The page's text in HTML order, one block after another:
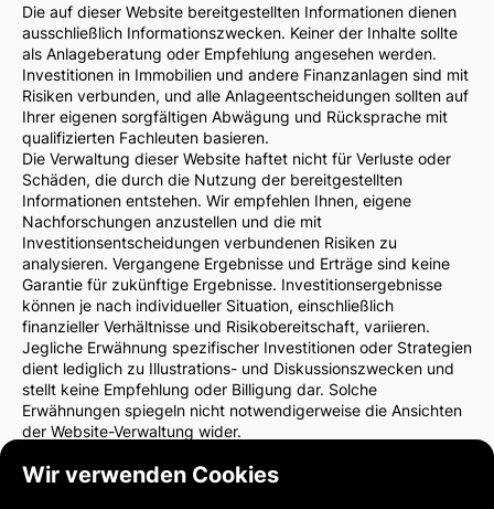
Wir verwenden Cookies
Die auf dieser Website bereitgestellten Informationen dienen
ausschließlich Informationszwecken. Keiner der Inhalte sollte
als Anlageberatung oder Empfehlung angesehen werden.
Investitionen in Immobilien und andere Finanzanlagen sind mit
Risiken verbunden, und alle Anlageentscheidungen sollten auf
Ihrer eigenen sorgfältigen Abwägung und Rücksprache mit
qualifizierten Fachleuten basieren.
Die Verwaltung dieser Website haftet nicht für Verluste oder
Schäden, die durch die Nutzung der bereitgestellten
Informationen entstehen. Wir empfehlen Ihnen, eigene
Nachforschungen anzustellen und die mit
Investitionsentscheidungen verbundenen Risiken zu
analysieren. Vergangene Ergebnisse und Erträge sind keine
Garantie für zukünftige Ergebnisse. Investitionsergebnisse
können je nach individueller Situation, einschließlich
finanzieller Verhältnisse und Risikobereitschaft, variieren.
Jegliche Erwähnung spezifischer Investitionen oder Strategien
dient lediglich zu Illustrations- und Diskussionszwecken und
stellt keine Empfehlung oder Billigung dar. Solche
Erwähnungen spiegeln nicht notwendigerweise die Ansichten
der Website-Verwaltung wider.
Finanzberater oder Rechtsanwalt zu konsultieren. Sie sind